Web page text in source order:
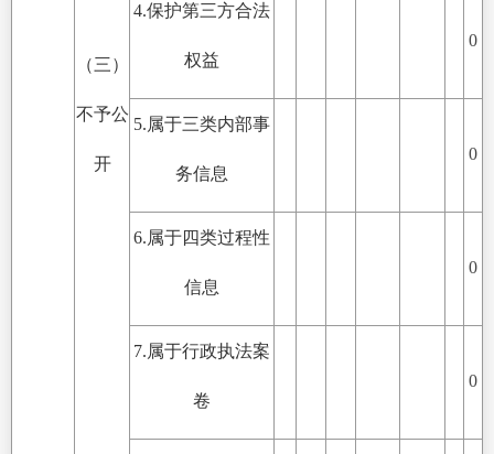
（三）
不予公
开
4.保护第三方合法
权益
0
5.属于三类内部事
务信息
0
6.属于四类过程性
信息
0
7.属于行政执法案
卷
0